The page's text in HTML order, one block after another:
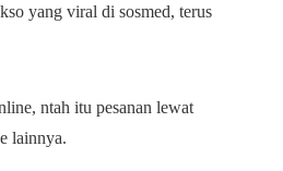
yang viral di sosmed, terus
ntah itu pesanan lewat
lainnya.